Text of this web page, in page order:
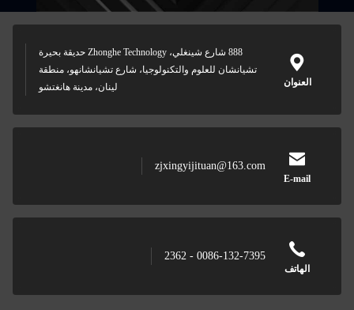
العنوان
888 شارع شينغلي، Zhonghe Technology حديقة بحيرة
تشيانشان للعلوم والتكنولوجيا، شارع تشيانشانهو، منطقة
لينان، مدينة هانغتشو
E-mail
zjxingyijituan@163.com
الهاتف
0086-132-7395 - 2362